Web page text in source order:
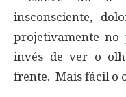
insconsciente,
projetivamente no
invés de ver o
frente. Mais fácil o